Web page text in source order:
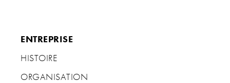
ENTREPRISE
HISTOIRE
ORGANISATION